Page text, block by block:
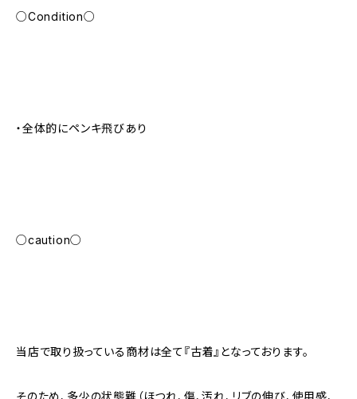
○Condition○
・全体的にペンキ飛びあり
○caution○
当店で取り扱っている商材は全て『古着』となっております。
そのため、多少の状態難（ほつれ、傷、汚れ、リブの伸び、使用感、